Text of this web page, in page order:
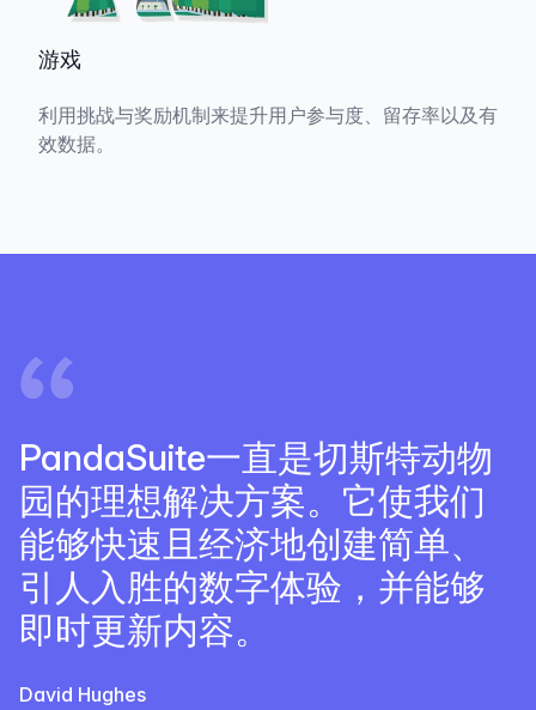
游戏
利用挑战与奖励机制来提升用户参与度、留存率以及有
效数据。
PandaSuite一直是切斯特动物
园的理想解决方案。它使我们
能够快速且经济地创建简单、
引人入胜的数字体验，并能够
即时更新内容。
David Hughes